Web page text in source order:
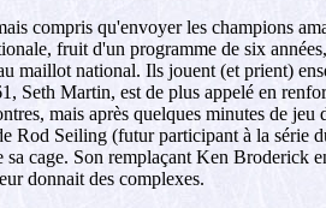
compris qu'envoyer les champions
fruit d'un programme de six
maillot national. Ils jouent (et prient)
Seth Martin, est de plus appelé en
mais après quelques minutes de
Rod Seiling (futur participant à la
cage. Son remplaçant Ken Broderick
donnait des complexes.